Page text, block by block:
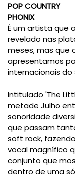
POP COUNTRY
PHONIX
É um artista que
revelado nas
meses, mas que
apresentamos
internacionais do
Intitulado 'The
metade Julho
sonoridade
que passam
soft rock,
vocal magnífico
conjunto que
dentro de uma